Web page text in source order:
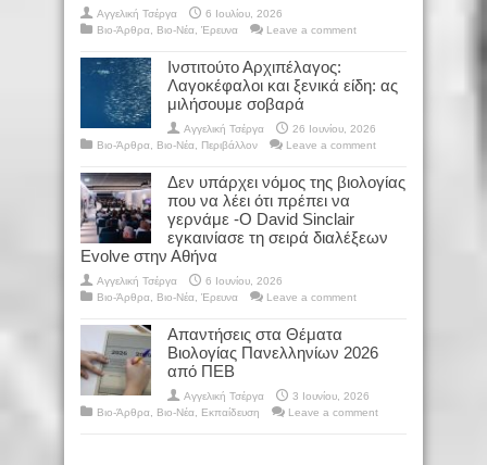
Αγγελική Τσέργα
6 Ιουλίου, 2026
Βιο-Άρθρα
Βιο-Νέα Έρευνα Leave a comment
Ινστιτούτο Αρχιπέλαγος:
Λαγοκέφαλοι και ξενικά είδη: ας
μιλήσουμε σοβαρά
Αγγελική Τσέργα
26 Ιουνίου, 2026
Βιο-Άρθρα
Βιο-Νέα Περιβάλλον Leave a comment
Δεν υπάρχει νόμος της βιολογίας
που να λέει ότι πρέπει να
γερνάμε -Ο David Sinclair
εγκαινίασε τη σειρά διαλέξεων
Evolve στην Αθήνα
Αγγελική Τσέργα
6 Ιουνίου, 2026
Βιο-Άρθρα
Βιο-Νέα Έρευνα Leave a comment
Απαντήσεις στα Θέματα
Βιολογίας Πανελληνίων 2026
από ΠΕΒ
Αγγελική Τσέργα
3 Ιουνίου, 2026
Βιο-Άρθρα
Βιο-Νέα Εκπαίδευση Leave a comment